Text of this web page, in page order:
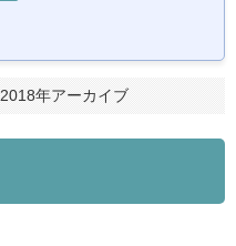
2018年アーカイブ